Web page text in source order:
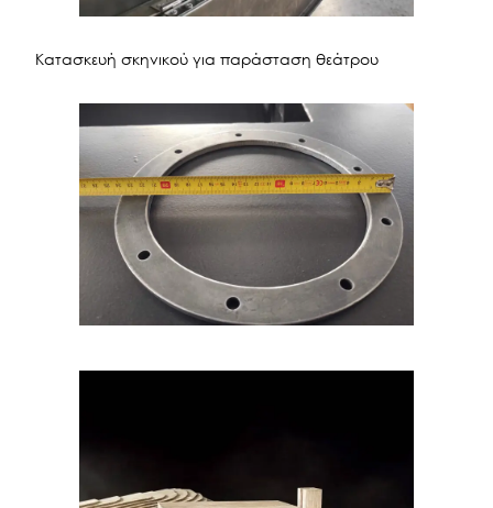
Κατασκευή σκηνικού για παράσταση θεάτρου